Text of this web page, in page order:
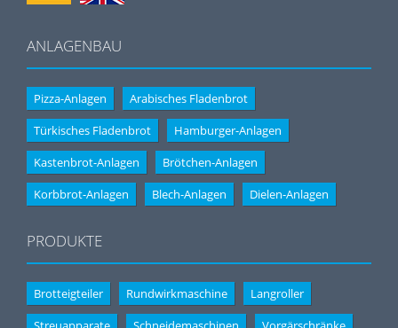
ANLAGENBAU
Pizza-Anlagen
Arabisches Fladenbrot
Türkisches Fladenbrot
Hamburger-Anlagen
Kastenbrot-Anlagen
Brötchen-Anlagen
Korbbrot-Anlagen
Blech-Anlagen Dielen-Anlagen
PRODUKTE
Brotteigteiler Rundwirkmaschine
Langroller